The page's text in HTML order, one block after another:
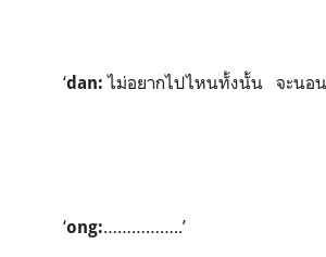
‘dan: ไม่อยากไปไหนทั้งนั้น จะนอน
‘ong:……………..’